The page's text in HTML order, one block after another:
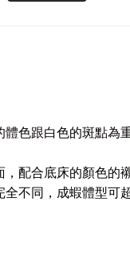
色跟白色的斑點為
配合底床的顏色的
不同，成蝦體型可